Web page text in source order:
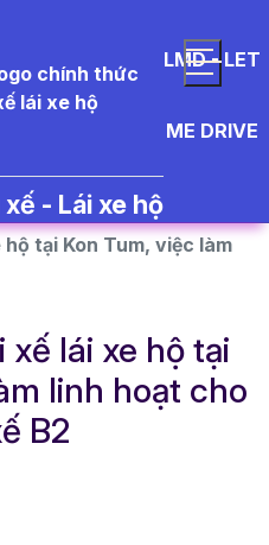
LMD - LET
ME DRIVE
- Lái xe hộ
tại Kon Tum, việc làm
lái xe hộ tại
linh hoạt cho
B2